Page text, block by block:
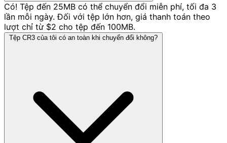
Có! Tệp đến 25MB có thể chuyển đổi miễn phí, tối đa 3
lần mỗi ngày. Đối với tệp lớn hơn, giá thanh toán theo
lượt chỉ từ $2 cho tệp đến 100MB.
Tệp CR3 của tôi có an toàn khi chuyển đổi không?